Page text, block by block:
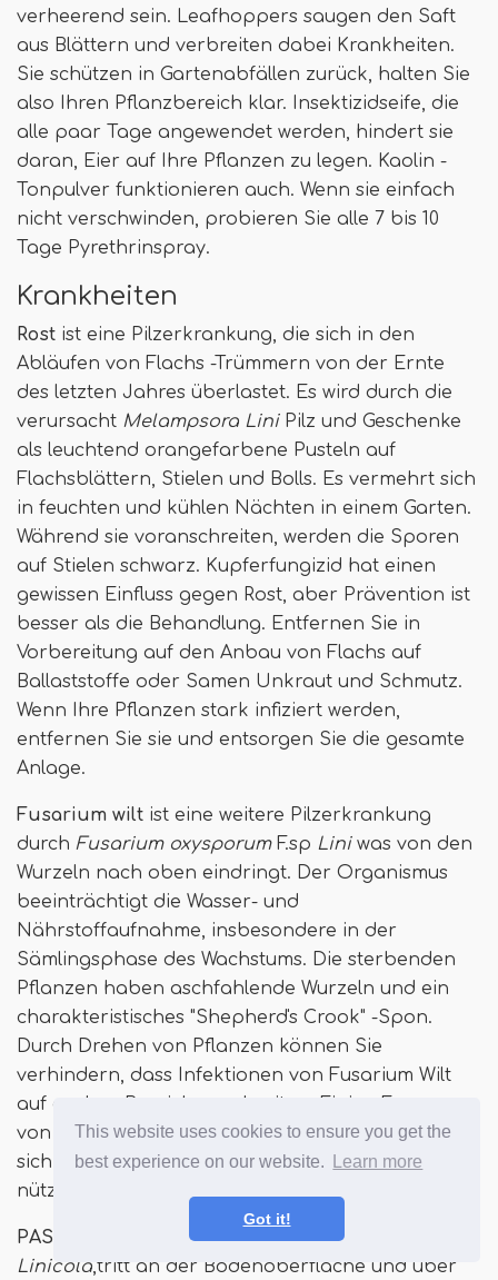
This website uses cookies to ensure you get the
best experience on our website.
Learn more
Got it!
verheerend sein. Leafhoppers saugen den Saft
aus Blättern und verbreiten dabei Krankheiten.
Sie schützen in Gartenabfällen zurück, halten Sie
also Ihren Pflanzbereich klar. Insektizidseife, die
alle paar Tage angewendet werden, hindert sie
daran, Eier auf Ihre Pflanzen zu legen. Kaolin -
Tonpulver funktionieren auch. Wenn sie einfach
nicht verschwinden, probieren Sie alle 7 bis 10
Tage Pyrethrinspray.
Krankheiten
Rost ist eine Pilzerkrankung, die sich in den
Abläufen von Flachs -Trümmern von der Ernte
des letzten Jahres überlastet. Es wird durch die
verursacht Melampsora LiniPilz und Geschenke
als leuchtend orangefarbene Pusteln auf
Flachsblättern, Stielen und Bolls. Es vermehrt sich
in feuchten und kühlen Nächten in einem Garten.
Während sie voranschreiten, werden die Sporen
auf Stielen schwarz. Kupferfungizid hat einen
gewissen Einfluss gegen Rost, aber Prävention ist
besser als die Behandlung. Entfernen Sie in
Vorbereitung auf den Anbau von Flachs auf
Ballaststoffe oder Samen Unkraut und Schmutz.
Wenn Ihre Pflanzen stark infiziert werden,
entfernen Sie sie und entsorgen Sie die gesamte
Anlage.
Fusarium wilt ist eine weitere Pilzerkrankung
durch Fusarium oxysporum F.sp Liniwas von den
Wurzeln nach oben eindringt. Der Organismus
beeinträchtigt die Wasser- und
Nährstoffaufnahme, insbesondere in der
Sämlingsphase des Wachstums. Die sterbenden
Pflanzen haben aschfahlende Wurzeln und ein
charakteristisches "Shepherd's Crook" -Spon.
Durch Drehen von Pflanzen können Sie
verhindern, dass Infektionen von Fusarium Wilt
auf andere Bereiche ausbreiten. Einige Formen
von Mykorrhizen oder Bodenbakterien erweisen
sich für die Bekämpfung von Fusariumpilzen als
nützlich.
PASMO , verursacht durch den PilzSeptoria
Linicola,tritt an der Bodenoberfläche und über